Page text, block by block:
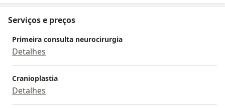
Serviços e preços
Primeira consulta neurocirurgia
Detalhes
Cranioplastia
Detalhes